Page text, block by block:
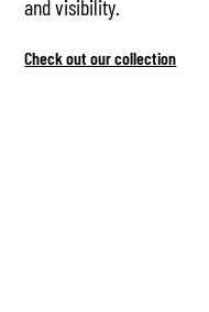
and visibility.
Check out our collection